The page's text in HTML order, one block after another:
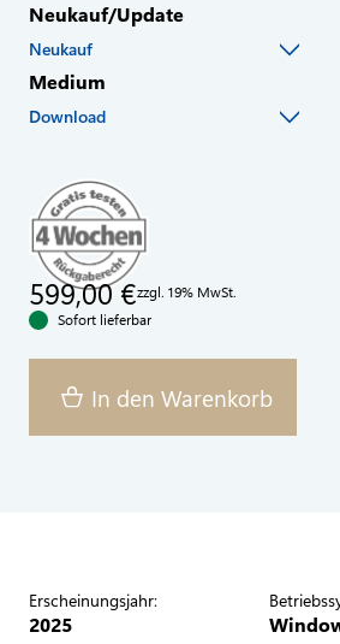
Neukauf/Update
Neukauf
Medium
Download
599,00 €zzgl. 19% MwSt.
Sofort lieferbar
In den Warenkorb
Erscheinungsjahr:
2025